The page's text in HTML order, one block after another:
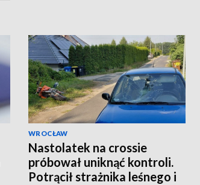
WROCŁAW
Nastolatek na crossie
próbował uniknąć kontroli.
Potrącił strażnika leśnego i